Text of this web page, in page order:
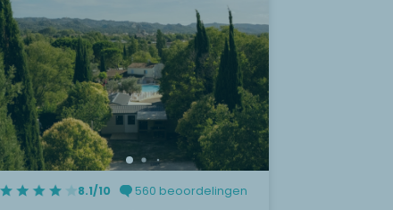
8.1/10 560 beoordelingen